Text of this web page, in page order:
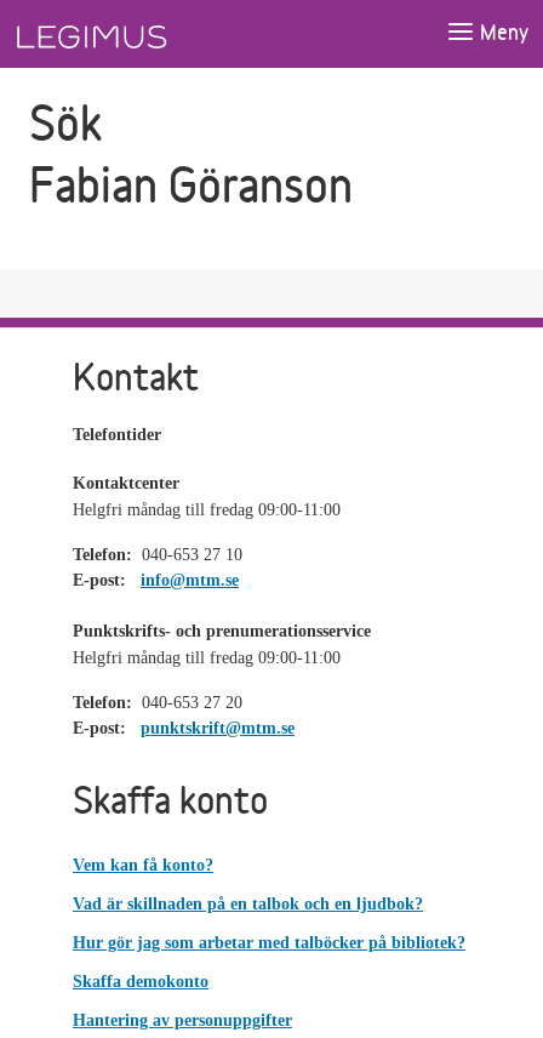
Meny
Sök
Fabian Göranson
Kontakt
Telefontider
Kontaktcenter
Helgfri måndag till fredag 09:00-11:00
Telefon: 040-653 27 10
E-post:
info@mtm.se
Punktskrifts- och prenumerationsservice
Helgfri måndag till fredag 09:00-11:00
Telefon: 040-653 27 20
E-post:
punktskrift@mtm.se
Skaffa konto
Vem kan få konto?
Vad är skillnaden på en talbok och en ljudbok?
Hur gör jag som arbetar med talböcker på bibliotek?
Skaffa demokonto
Hantering av personuppgifter